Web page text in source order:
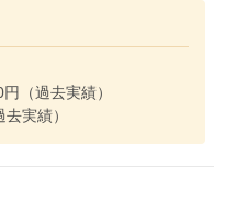
（過去実績）
実績）